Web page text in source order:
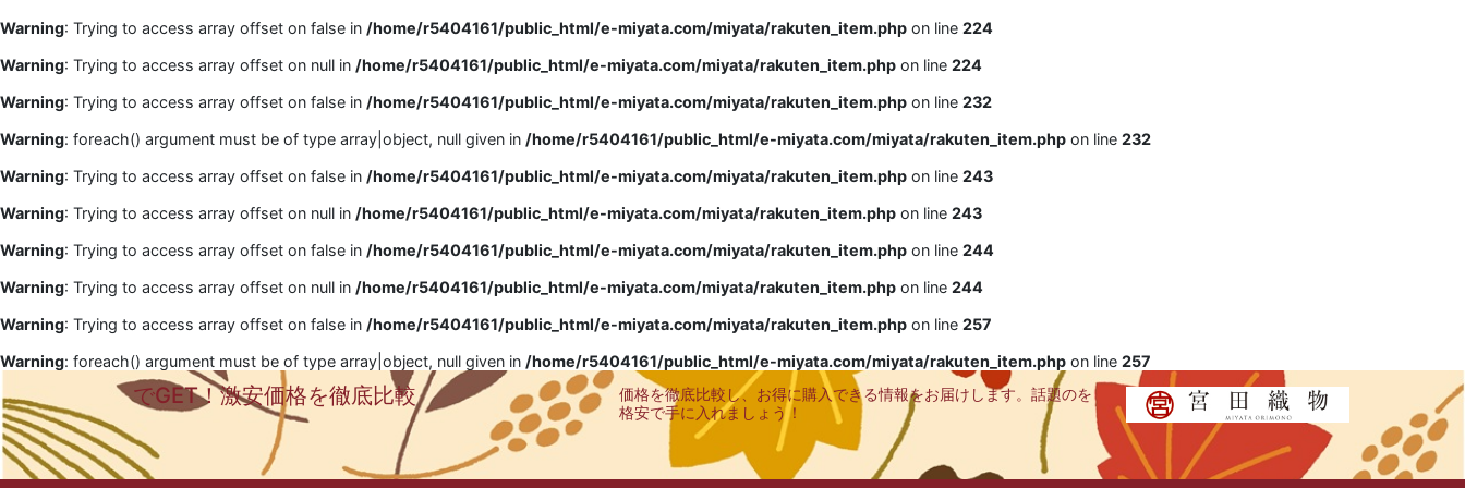
Warning: Trying to access array offset on false in /home/r5404161/public_html/e-miyata.com/miyata/rakuten_item.php on line 224
Warning: Trying to access array offset on null in /home/r5404161/public_html/e-miyata.com/miyata/rakuten_item.php on line 224
Warning: Trying to access array offset on false in /home/r5404161/public_html/e-miyata.com/miyata/rakuten_item.php on line 232
Warning: foreach() argument must be of type array|object, null given in /home/r5404161/public_html/e-miyata.com/miyata/rakuten_item.php on line 232
Warning: Trying to access array offset on false in /home/r5404161/public_html/e-miyata.com/miyata/rakuten_item.php on line 243
Warning: Trying to access array offset on null in /home/r5404161/public_html/e-miyata.com/miyata/rakuten_item.php on line 243
Warning: Trying to access array offset on false in /home/r5404161/public_html/e-miyata.com/miyata/rakuten_item.php on line 244
Warning: Trying to access array offset on null in /home/r5404161/public_html/e-miyata.com/miyata/rakuten_item.php on line 244
Warning: Trying to access array offset on false in /home/r5404161/public_html/e-miyata.com/miyata/rakuten_item.php on line 257
Warning: foreach() argument must be of type array|object, null given in /home/r5404161/public_html/e-miyata.com/miyata/rakuten_item.php on line 257
でGET！激安価格を徹底比較
価格を徹底比較し、お得に購入できる情報をお届けします。話題のを
格安で手に入れましょう！